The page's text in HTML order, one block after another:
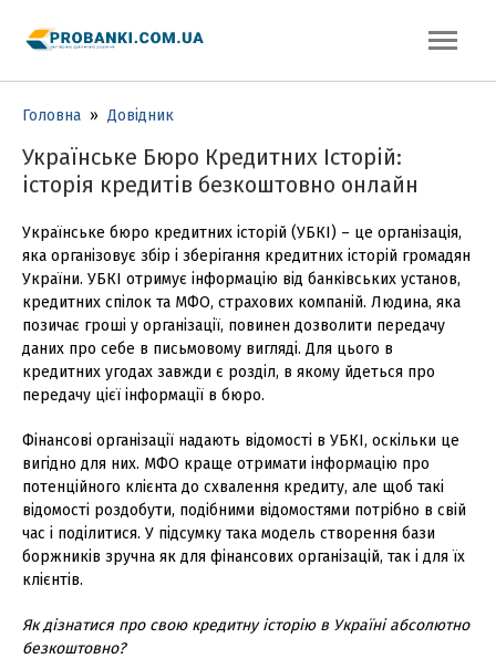
Головна » Довідник
Українське Бюро Кредитних Історій:
історія кредитів безкоштовно онлайн
Українське бюро кредитних історій (УБКІ) – це організація,
яка організовує збір і зберігання кредитних історій громадян
України. УБКІ отримує інформацію від банківських установ,
кредитних спілок та МФО, страхових компаній. Людина, яка
позичає гроші у організації, повинен дозволити передачу
даних про себе в письмовому вигляді. Для цього в
кредитних угодах завжди є розділ, в якому йдеться про
передачу цієї інформації в бюро.
Фінансові організації надають відомості в УБКІ, оскільки це
вигідно для них. МФО краще отримати інформацію про
потенційного клієнта до схвалення кредиту, але щоб такі
відомості роздобути, подібними відомостями потрібно в свій
час і поділитися. У підсумку така модель створення бази
боржників зручна як для фінансових організацій, так і для їх
клієнтів.
Як дізнатися про свою кредитну історію в Україні абсолютно
безкоштовно?